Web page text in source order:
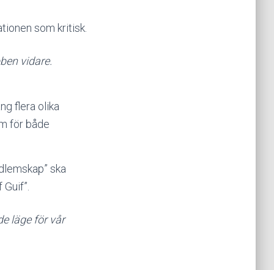
som kritisk.
vidare.
flera olika
för både
ska
läge för vår